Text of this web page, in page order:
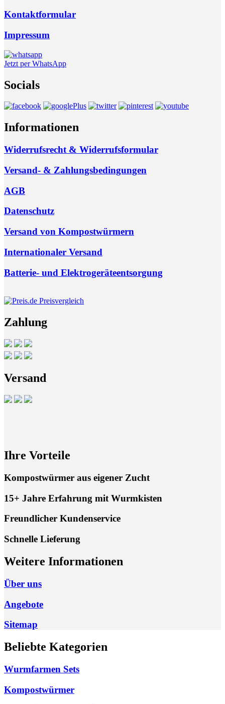
Kontaktformular
Impressum
Jetzt per WhatsApp
Socials
Informationen
Widerrufsrecht & Widerrufsformular
Versand- & Zahlungsbedingungen
AGB
Datenschutz
Versand von Kompostwürmern
Internationaler Versand
Batterie- und Elektrogeräteentsorgung
Zahlung
Versand
Ihre Vorteile
Kompostwürmer aus eigener Zucht
15+ Jahre Erfahrung mit Wurmkisten
Freundlicher Kundenservice
Schnelle Lieferung
Weitere Informationen
Über uns
Angebote
Sitemap
Beliebte Kategorien
Wurmfarmen Sets
Kompostwürmer